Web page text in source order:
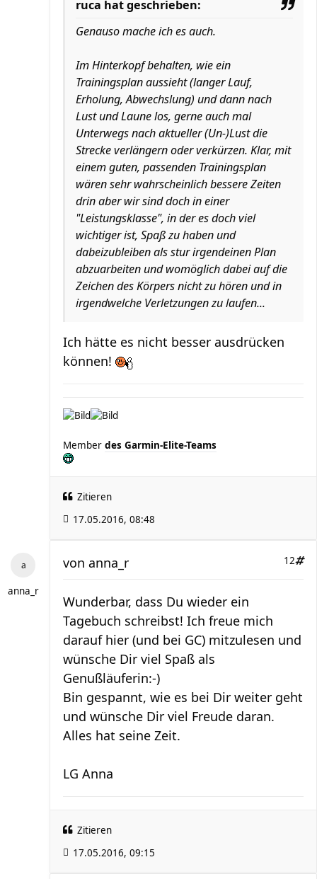
ruca hat geschrieben:
Genauso mache ich es auch.
Im Hinterkopf behalten, wie ein
Trainingsplan aussieht (langer Lauf,
Erholung, Abwechslung) und dann nach
Lust und Laune los, gerne auch mal
Unterwegs nach aktueller (Un-)Lust die
Strecke verlängern oder verkürzen. Klar, mit
einem guten, passenden Trainingsplan
wären sehr wahrscheinlich bessere Zeiten
drin aber wir sind doch in einer
"Leistungsklasse", in der es doch viel
wichtiger ist, Spaß zu haben und
dabeizubleiben als stur irgendeinen Plan
abzuarbeiten und womöglich dabei auf die
Zeichen des Körpers nicht zu hören und in
irgendwelche Verletzungen zu laufen...
Ich hätte es nicht besser ausdrücken
können!
Member des Garmin-Elite-Teams
Zitieren
17.05.2016, 08:48
anna_r
12
von anna_r
Wunderbar, dass Du wieder ein
Tagebuch schreibst! Ich freue mich
darauf hier (und bei GC) mitzulesen und
wünsche Dir viel Spaß als
Genußläuferin:-)
Bin gespannt, wie es bei Dir weiter geht
und wünsche Dir viel Freude daran.
Alles hat seine Zeit.
LG Anna
Zitieren
17.05.2016, 09:15